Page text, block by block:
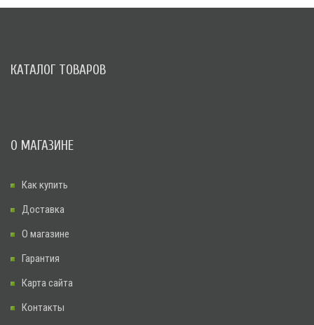
КАТАЛОГ ТОВАРОВ
О МАГАЗИНЕ
Как купить
Доставка
О магазине
Гарантия
Карта сайта
Контакты